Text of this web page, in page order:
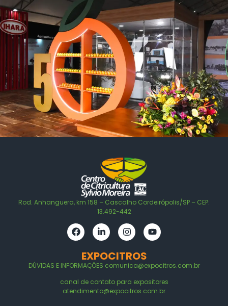
Rod. Anhanguera, km 158 – Cascalho Cordeirópolis/SP – CEP:
13.492-442
EXPOCITROS
DÚVIDAS E INFORMAÇÕES comunica@expocitros.com.br
canal de contato para expositores
atendimento@expocitros.com.br